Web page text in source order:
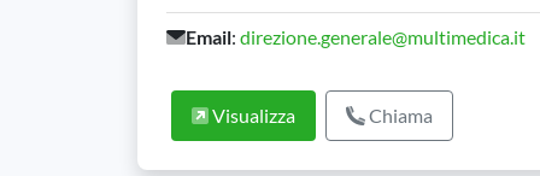
Email: direzione.generale@multimedica.it
Visualizza Chiama